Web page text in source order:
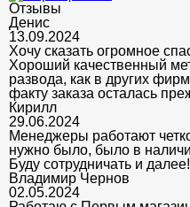
Отзывы
Денис
13.09.2024
Хочу сказать огромное
Хороший качественный
развода, как в других
факту заказа осталась
Кирилл
29.06.2024
Менеджеры работают
нужно было, было в
Буду сотрудничать и далее!
Владимир Чернов
02.05.2024